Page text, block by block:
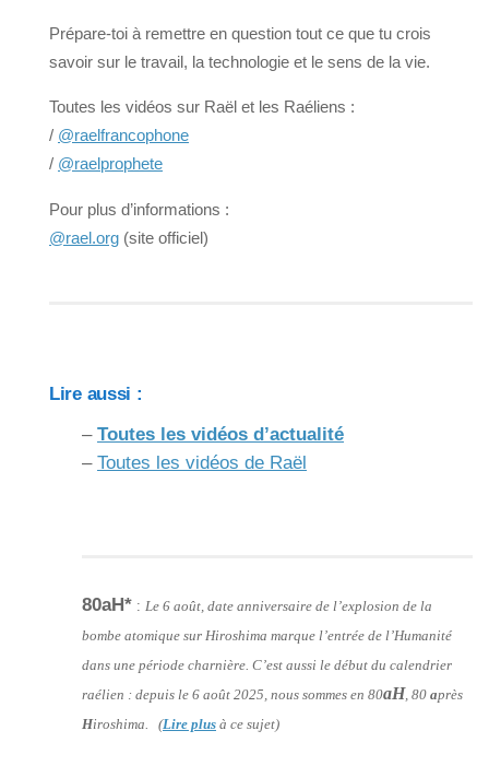
Prépare-toi à remettre en question tout ce que tu crois
savoir sur le travail, la technologie et le sens de la vie.
Toutes les vidéos sur Raël et les Raéliens :
/ @raelfrancophone
/ @raelprophete
Pour plus d’informations :
@rael.org (site officiel)
Lire aussi :
– Toutes les vidéos d’actualité
– Toutes les vidéos de Raël
80aH* : Le 6 août, date anniversaire de l’explosion de la
bombe atomique sur Hiroshima marque l’entrée de l’Humanité
dans une période charnière. C’est aussi le début du calendrier
raélien : depuis le 6 août 2025, nous sommes en 80aH, 80 après
Hiroshima. (Lire plus à ce sujet)